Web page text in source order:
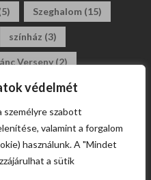
védelmét
személyre szabott
valamint a forgalom
használunk. A "Mindet
a sütik
Szeghalom (15)
színház (3)
Verseny (2)
tánc(2)
(2) álláshirdetés